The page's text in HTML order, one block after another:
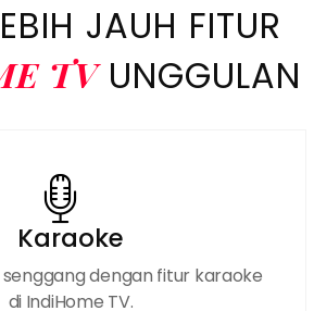
JAUH FITUR
TVUNGGULAN
Karaoke
senggang dengan fitur karaoke
di IndiHome TV.